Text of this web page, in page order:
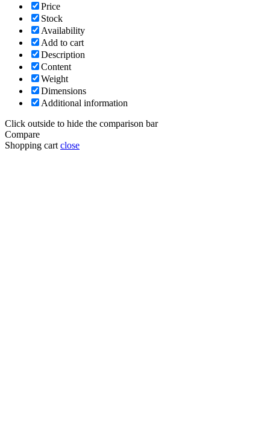
Price
Stock
Availability
Add to cart
Description
Content
Weight
Dimensions
Additional information
Click outside to hide the comparison bar
Compare
Shopping cart close